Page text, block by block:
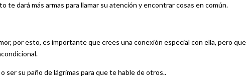
te dará más armas para llamar su atención y encontrar cosas en común.
por esto, es importante que crees una conexión especial con ella, pero que
ser su paño de lágrimas para que te hable de otros..